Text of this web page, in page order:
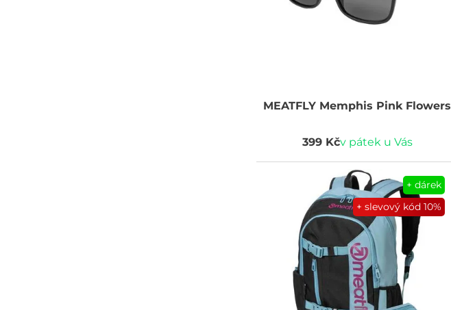
MEATFLY Memphis Pink Flowers
399 Kčv pátek u Vás
+ dárek
+ slevový kód 10%